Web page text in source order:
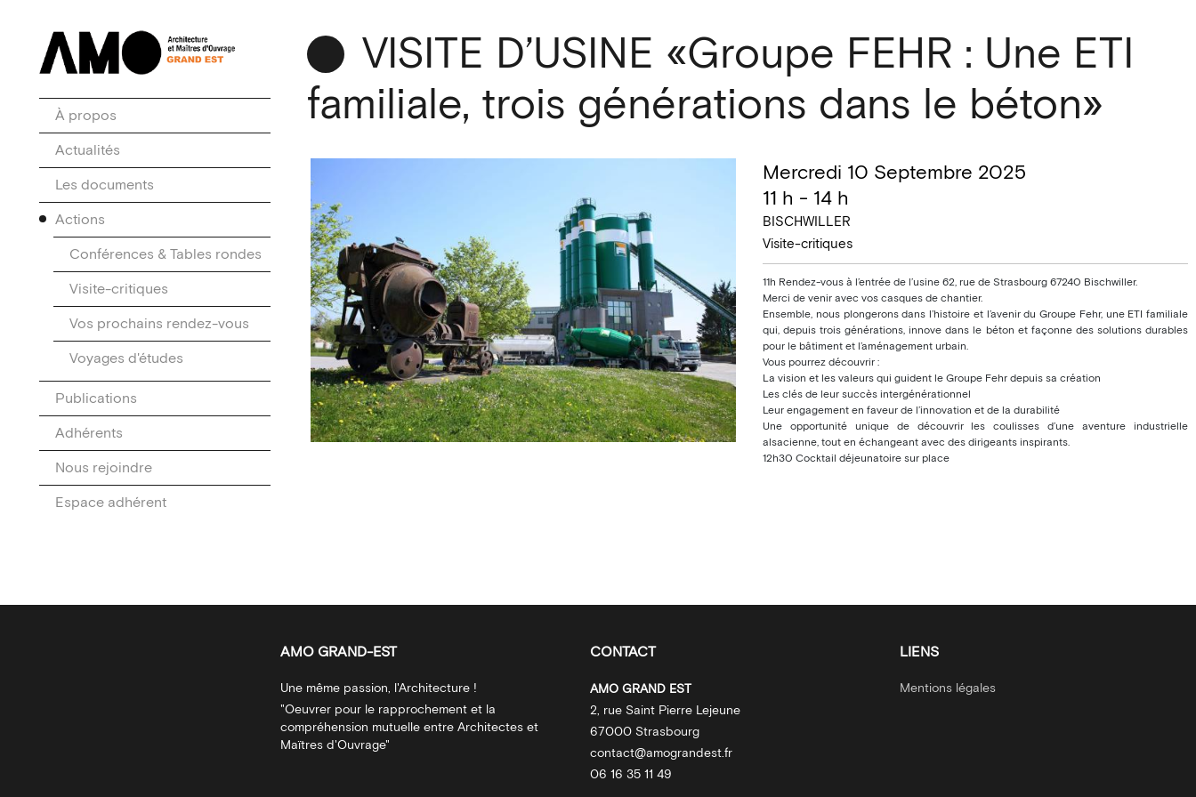
À propos
Actualités
Les documents
Actions
Conférences & Tables rondes
Visite-critiques
Vos prochains rendez-vous
Voyages d'études
Publications
Adhérents
Nous rejoindre
Espace adhérent
VISITE D’USINE «Groupe FEHR : Une ETI
familiale, trois générations dans le béton»
Mercredi 10 Septembre 2025
11 h - 14 h
BISCHWILLER
Visite-critiques
11h Rendez-vous à l’entrée de l’usine 62, rue de Strasbourg 67240 Bischwiller.
Merci de venir avec vos casques de chantier.
Ensemble, nous plongerons dans l’histoire et l’avenir du Groupe Fehr, une ETI familiale
qui, depuis trois générations, innove dans le béton et façonne des solutions durables
pour le bâtiment et l’aménagement urbain.
Vous pourrez découvrir :
La vision et les valeurs qui guident le Groupe Fehr depuis sa création
Les clés de leur succès intergénérationnel
Leur engagement en faveur de l’innovation et de la durabilité
Une opportunité unique de découvrir les coulisses d’une aventure industrielle
alsacienne, tout en échangeant avec des dirigeants inspirants.
12h30 Cocktail déjeunatoire sur place
AMO GRAND-EST
Une même passion, l'Architecture !
"Oeuvrer pour le rapprochement et la
compréhension mutuelle entre Architectes et
Maïtres d'Ouvrage"
CONTACT
AMO GRAND EST
2, rue Saint Pierre Lejeune
67000 Strasbourg
contact@amograndest.fr
06 16 35 11 49
LIENS
Mentions légales